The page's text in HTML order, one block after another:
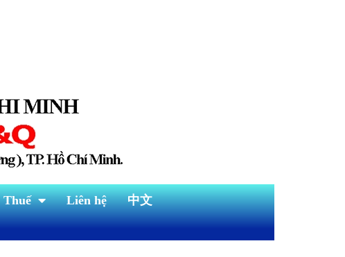
Thuế Liên hệ 中文